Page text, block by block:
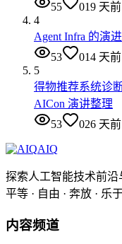
55
019 天前
4
Agent Infra 的演
53
014 天前
5
得物推荐系统诊
AICon 演讲整理
53
026 天前
AIQ
探索人工智能技术前沿
平等 · 自由 · 奔放 · 乐
内容频道